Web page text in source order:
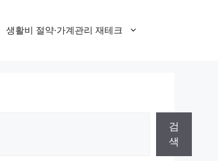
생활비 절약·가계관리 재테크
검
색